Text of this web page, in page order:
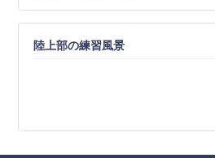
陸上部の練習風景